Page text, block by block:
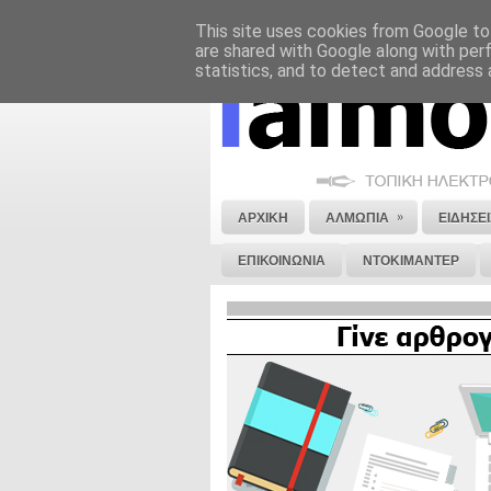
ΝΟΜΙΚΗ ΣΗΜΕΙΩΣΗ ΔΙΑΦΗΜΙΣΗ
ΑΡΧΙΚΗ ΑΛΜΩΠΙΑ »
ΕΠΙΚΟΙΝΩΝΙΑ ΝΤΟΚΙΜΑΝΤΕΡ
This site uses cookies from Google
are shared with Google along with
statistics, and to detect and address